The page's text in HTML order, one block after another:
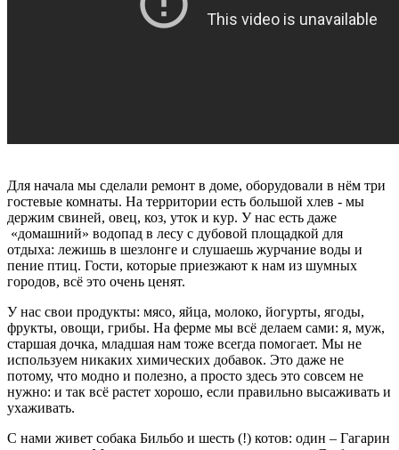
Для начала мы сделали ремонт в доме, оборудовали в нём три
гостевые комнаты. На территории есть большой хлев - мы
держим свиней, овец, коз, уток и кур. У нас есть даже
«домашний» водопад в лесу с дубовой площадкой для
отдыха: лежишь в шезлонге и слушаешь журчание воды и
пение птиц. Гости, которые приезжают к нам из шумных
городов, всё это очень ценят.
У нас свои продукты: мясо, яйца, молоко, йогурты, ягоды,
фрукты, овощи, грибы. На ферме мы всё делаем сами: я, муж,
старшая дочка, младшая нам тоже всегда помогает. Мы не
используем никаких химических добавок. Это даже не
потому, что модно и полезно, а просто здесь это совсем не
нужно: и так всё растет хорошо, если правильно высаживать и
ухаживать.
С нами живет собака Бильбо и шесть (!) котов: один – Гагарин